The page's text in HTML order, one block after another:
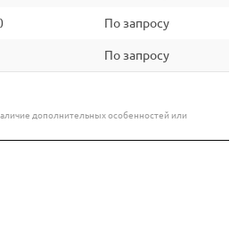
По запросу
По запросу
дополнительных особенностей или